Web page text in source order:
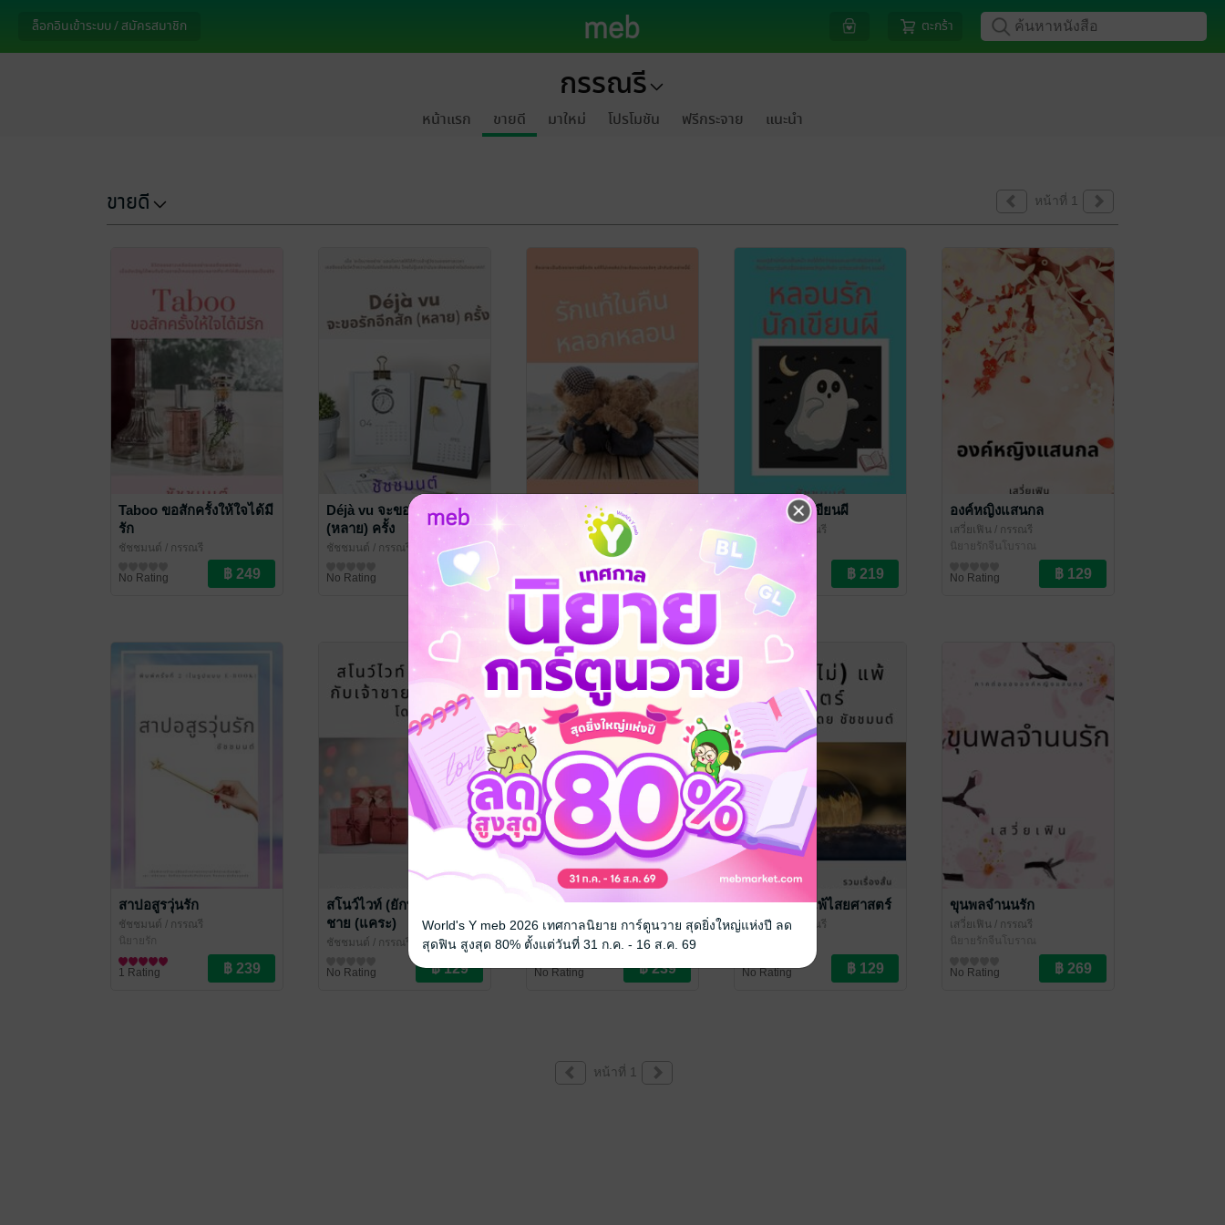
ล็อกอินเข้าระบบ / สมัครสมาชิก ตะกร้า
กรรณรี
หน้าแรก ขายดี มาใหม่ โปรโมชัน ฟรีกระจาย แนะนำ
ขายดี หน้าที่ 1
Taboo ขอสักครั้งให้ใจได้มี
รัก
ชัชชมนต์ / กรรณรี
No Rating
Déjà vu จะขอรักอีกสัก
(หลาย) ครั้ง
ชัชชมนต์ / กรรณรี
No Rating
รักแท้ในคืนหลอกหลอน
/ กรรณรี
No Rating
หลอนรักนักเขียนผี
/ กรรณรี
นิยายรัก
No Rating
องค์หญิงแสนกล
เสวี่ยเฟิน / กรรณรี
นิยายรักจีนโบราณ
No Rating
สาปอสูรวุ่นรัก
ชัชชมนต์ / กรรณรี
นิยายรัก
1 Rating
สโนว์ไวท์ (ยักษ์) กับเจ้า
ชาย (แคระ)
ชัชชมนต์ / กรรณรี
No Rating
ศึก (รัก) อสุรี
ชัชชมนต์/ กรรณรี
นิยายรัก
No Rating
รักแท้ (ไม่) แพ้ไสยศาสตร์
ชัชชมนต์/ กรรณรี
No Rating
ขุนพลจำนนรัก
เสวี่ยเฟิน / กรรณรี
นิยายรักจีนโบราณ
No Rating
หน้าที่ 1
World's Y meb 2026 เทศกาลนิยาย การ์ตูนวาย สุดยิ่งใหญ่แห่งปี ลด
สุดฟิน สูงสุด 80% ตั้งแต่วันที่ 31 ก.ค. - 16 ส.ค. 69